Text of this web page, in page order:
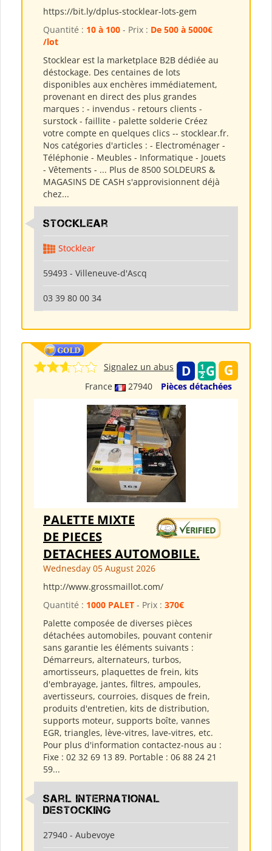
https://bit.ly/dplus-stocklear-lots-gem
Quantité : 10 à 100 - Prix : De 500 à 5000€
/lot
Stocklear est la marketplace B2B dédiée au
déstockage. Des centaines de lots
disponibles aux enchères immédiatement,
provenant en direct des plus grandes
marques : - invendus - retours clients -
surstock - faillite - palette solderie Créez
votre compte en quelques clics -- stocklear.fr.
Nos catégories d'articles : - Electroménager -
Téléphonie - Meubles - Informatique - Jouets
- Vêtements - ... Plus de 8500 SOLDEURS &
MAGASINS DE CASH s'approvisionnent déjà
chez...
Stocklear
Stocklear
59493 - Villeneuve-d'Ascq
03 39 80 00 34
France 27940 Pièces détachées
Signalez un abus
PALETTE MIXTE
DE PIECES
DETACHEES AUTOMOBILE.
Wednesday 05 August 2026
http://www.grossmaillot.com/
Quantité : 1000 PALET - Prix : 370€
Palette composée de diverses pièces
détachées automobiles, pouvant contenir
sans garantie les éléments suivants :
Démarreurs, alternateurs, turbos,
amortisseurs, plaquettes de frein, kits
d'embrayage, jantes, filtres, ampoules,
avertisseurs, courroies, disques de frein,
produits d'entretien, kits de distribution,
supports moteur, supports boîte, vannes
EGR, triangles, lève-vitres, lave-vitres, etc.
Pour plus d'information contactez-nous au :
Fixe : 02 32 69 13 89. Portable : 06 88 24 21
59...
Sarl International
Destocking
27940 - Aubevoye